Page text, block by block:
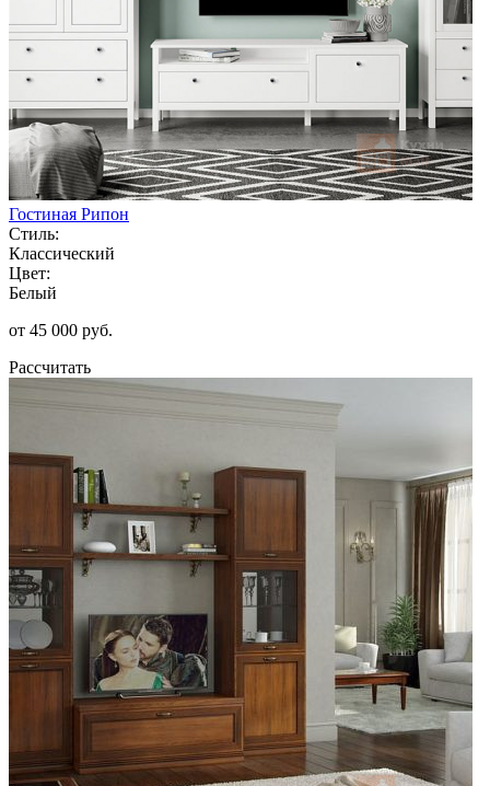
Гостиная Рипон
Стиль:
Классический
Цвет:
Белый
от 45 000 руб.
Рассчитать